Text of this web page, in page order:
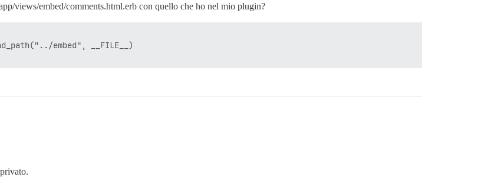
views/embed/comments.html.erb con quello che ho nel mio plugin?
embed", __FILE__)